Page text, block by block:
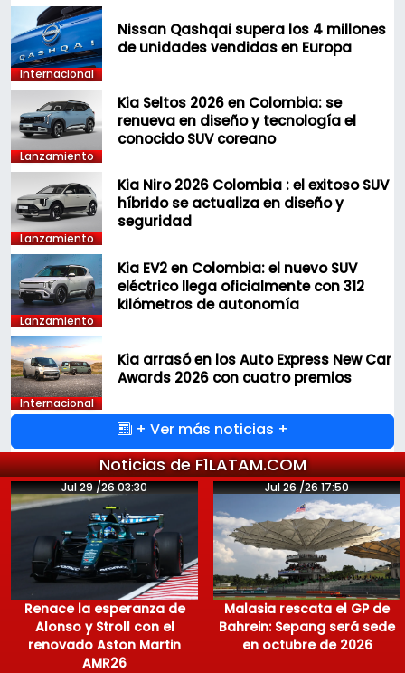
Internacional
Nissan Qashqai supera los 4 millones
de unidades vendidas en Europa
Lanzamiento
Kia Seltos 2026 en Colombia: se
renueva en diseño y tecnología el
conocido SUV coreano
Lanzamiento
Kia Niro 2026 Colombia : el exitoso SUV
híbrido se actualiza en diseño y
seguridad
Lanzamiento
Kia EV2 en Colombia: el nuevo SUV
eléctrico llega oficialmente con 312
kilómetros de autonomía
Internacional
Kia arrasó en los Auto Express New Car
Awards 2026 con cuatro premios
+ Ver más noticias +
Noticias de F1LATAM.COM
Jul 29 /26 03:30
Renace la esperanza de
Alonso y Stroll con el
renovado Aston Martin
AMR26
Jul 26 /26 17:50
Malasia rescata el GP de
Bahrein: Sepang será sede
en octubre de 2026